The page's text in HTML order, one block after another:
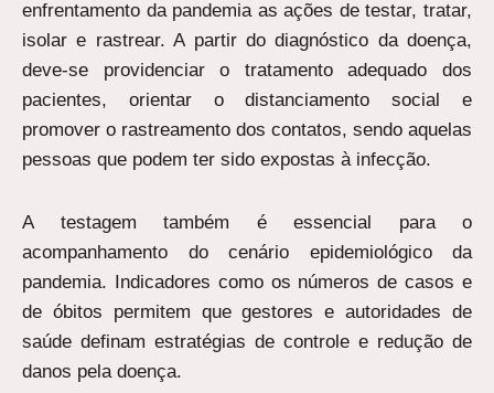
enfrentamento da pandemia as ações de testar, tratar,
isolar e rastrear. A partir do diagnóstico da doença,
deve-se providenciar o tratamento adequado dos
pacientes, orientar o distanciamento social e
promover o rastreamento dos contatos, sendo aquelas
pessoas que podem ter sido expostas à infecção.
A testagem também é essencial para o
acompanhamento do cenário epidemiológico da
pandemia. Indicadores como os números de casos e
de óbitos permitem que gestores e autoridades de
saúde definam estratégias de controle e redução de
danos pela doença.